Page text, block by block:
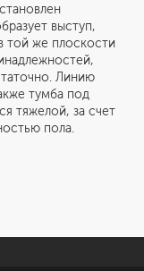
выступ,
той же плоскости
Линию
тумба под
тяжелой, за счет
пола.